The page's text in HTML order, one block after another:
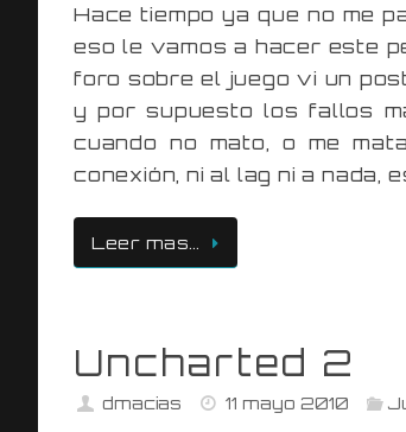
Hace tiempo ya que no me
eso le vamos a hacer este
foro sobre el juego vi un
y por supuesto los fallos
cuando no mato, o me
conexión, ni al lag ni a nada,
Leer mas…
Uncharted 2
dmacias 11 mayo 2010